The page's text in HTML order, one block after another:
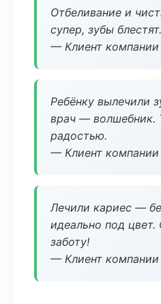
Отбеливание и
супер, зубы
— Клиент компании
Ребёнку вылечили
врач — волшебник.
радостью.
— Клиент компании
Лечили кариес —
идеально под цвет.
заботу!
— Клиент компании